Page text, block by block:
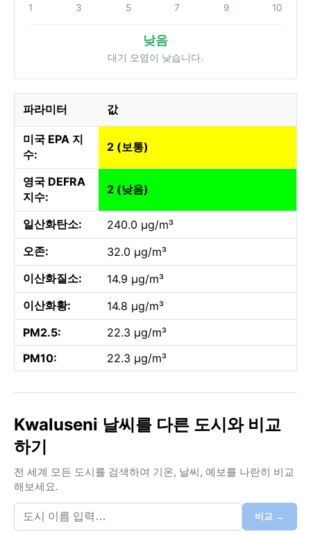
1 3 5 7 9 10
낮음
대기 오염이 낮습니다.
파라미터 값
미국 EPA 지
수:
2 (보통)
영국 DEFRA
지수:
2 (낮음)
일산화탄소:
240.0 µg/m³
오존:
32.0 µg/m³
이산화질소:
14.9 µg/m³
이산화황:
14.8 µg/m³
PM2.5:
22.3 µg/m³
PM10:
22.3 µg/m³
Kwaluseni 날씨를 다른 도시와 비교
하기
전 세계 모든 도시를 검색하여 기온, 날씨, 예보를 나란히 비교
해보세요.
비교 →